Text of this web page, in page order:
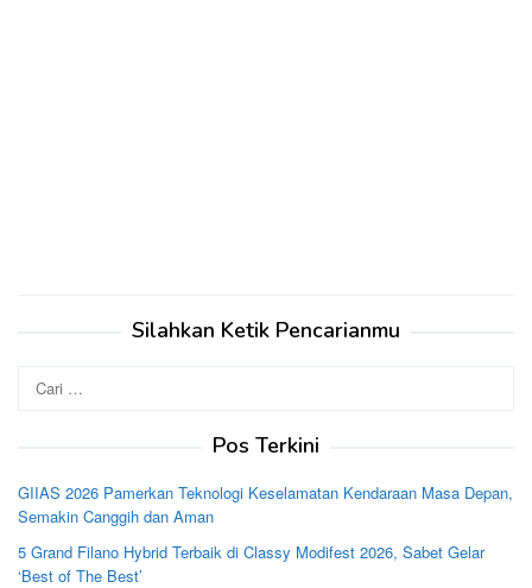
Silahkan Ketik Pencarianmu
untuk:
Pos Terkini
GIIAS 2026 Pamerkan Teknologi Keselamatan Kendaraan Masa Depan,
Semakin Canggih dan Aman
5 Grand Filano Hybrid Terbaik di Classy Modifest 2026, Sabet Gelar
‘Best of The Best’